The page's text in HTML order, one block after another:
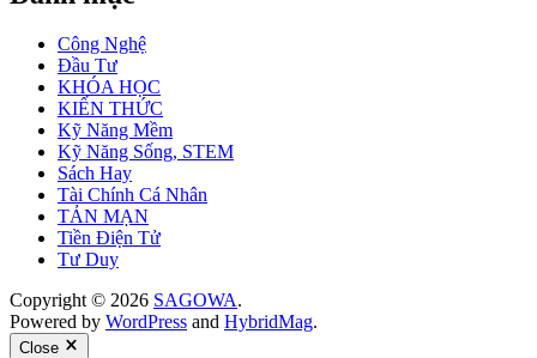
Công Nghệ
Đầu Tư
KHÓA HỌC
KIẾN THỨC
Kỹ Năng Mềm
Kỹ Năng Sống, STEM
Sách Hay
Tài Chính Cá Nhân
TẢN MẠN
Tiền Điện Tử
Tư Duy
Copyright © 2026 SAGOWA.
Powered by WordPress and HybridMag.
Close